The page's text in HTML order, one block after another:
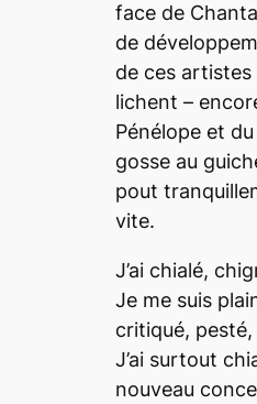
face de
de
de ces artistes
lichent –
Pénélope et
gosse au
pout
vite.
J’ai chialé,
Je me suis
critiqué, pesté,
J’ai surtout
nouveau